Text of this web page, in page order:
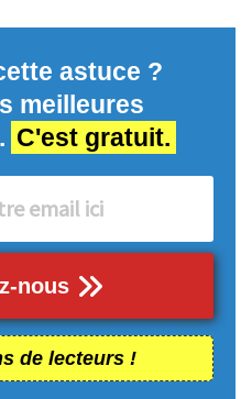
astuce ?
meilleures
C'est gratuit.
nous
de lecteurs !